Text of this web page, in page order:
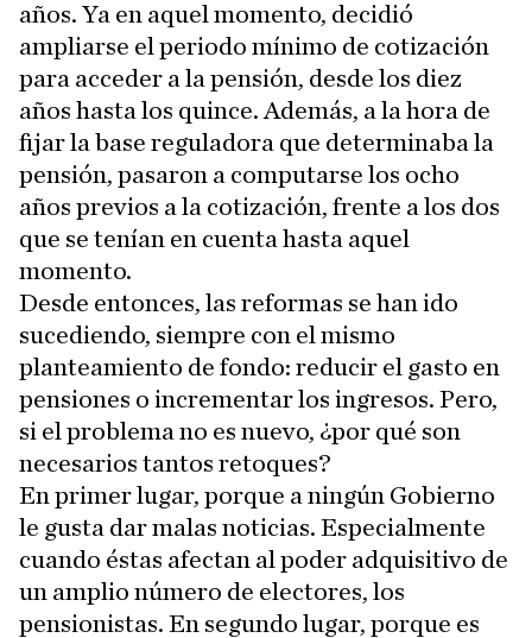
años. Ya en aquel momento, decidió
ampliarse el periodo mínimo de cotización
para acceder a la pensión, desde los diez
años hasta los quince. Además, a la hora de
fijar la base reguladora que determinaba la
pensión, pasaron a computarse los ocho
años previos a la cotización, frente a los dos
que se tenían en cuenta hasta aquel
momento.
Desde entonces, las reformas se han ido
sucediendo, siempre con el mismo
planteamiento de fondo: reducir el gasto en
pensiones o incrementar los ingresos. Pero,
si el problema no es nuevo, ¿por qué son
necesarios tantos retoques?
En primer lugar, porque a ningún Gobierno
le gusta dar malas noticias. Especialmente
cuando éstas afectan al poder adquisitivo de
un amplio número de electores, los
pensionistas. En segundo lugar, porque es